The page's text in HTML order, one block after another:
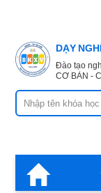
học
điện
lạnh
DẠY
Đào tạo
CƠ BẢN -